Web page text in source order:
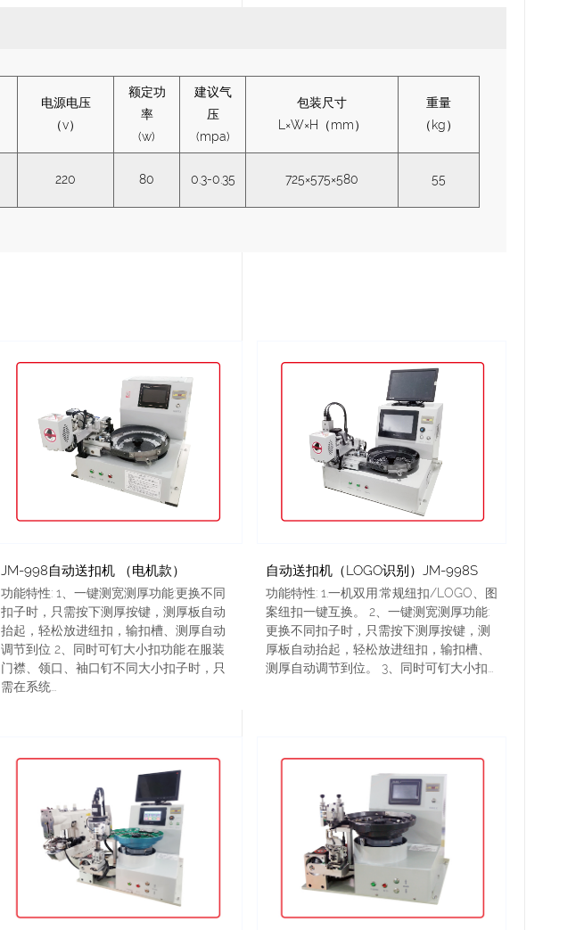
电源电压
（v）
额定功
率
(w)
建议气
压
(mpa)
包装尺寸
L×W×H（mm）
重量
（kg）
220 80 0.3-0.35 725×575×580 55
JM-998自动送扣机 （电机款）
功能特性: 1、一键测宽测厚功能:更换不同
扣子时，只需按下测厚按键，测厚板自动
抬起，轻松放进纽扣，输扣槽、测厚自动
调节到位 2、同时可钉大小扣功能:在服装
门襟、领口、袖口钉不同大小扣子时，只
需在系统...
自动送扣机（LOGO识别）JM-998S
功能特性: 1.一机双用:常规纽扣/LOGO、图
案纽扣一键互换。 2、一键测宽测厚功能:
更换不同扣子时，只需按下测厚按键，测
厚板自动抬起，轻松放进纽扣，输扣槽、
测厚自动调节到位。 3、同时可钉大小扣...